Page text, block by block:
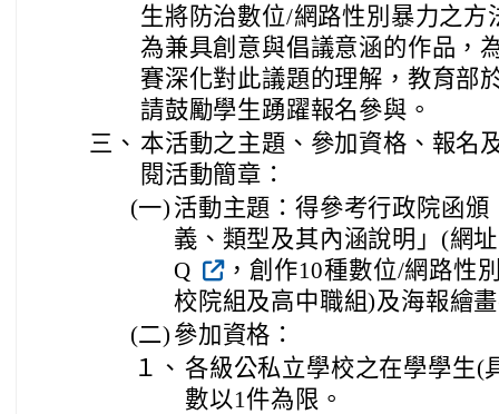
生將防治數位/網路性別暴力之方
為兼具創意與倡議意涵的作品，
賽深化對此議題的理解，教育部
請鼓勵學生踴躍報名參與。
三、 本活動之主題、參加資格、報名
閱活動簡章：
(一) 活動主題：得參考行政院函
義、類型及其內涵說明」(網
Q
，創作10種數位/網路性
校院組及高中職組)及海報繪
(二) 參加資格：
１、 各級公私立學校之在學學生(
數以1件為限。